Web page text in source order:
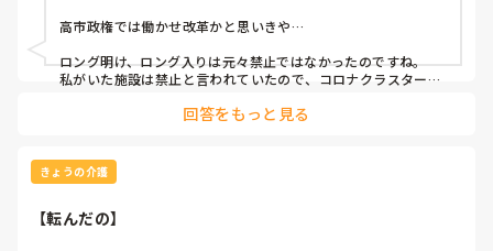
高市政権では働かせ改革かと思いきや…
ロング明け、ロング入りは元々禁止ではなかったのですね。
私がいた施設は禁止と言われていたので、コロナクラスターの
よくやってますよね。
また、遅番22時→早番7時、日勤8時なんてよくありますし…
ますますシフトが回らなくなるかもしれませんね。
運送業者も働かせ改革でもっと走れるとかニュースでやってた
回答をもっと見る
きょうの介護
【転んだの】